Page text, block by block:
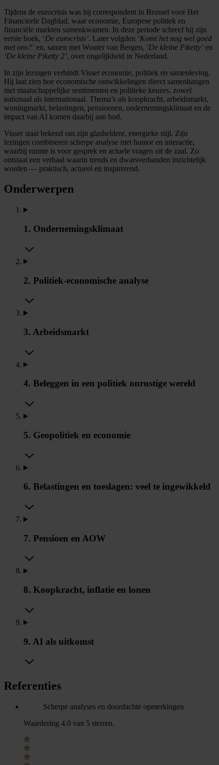
Tijdens de eurocrisis was hij correspondent in Brussel voor Het
Financieele Dagblad, waar economie, Europese politiek en
financiële markten samenkwamen. In deze periode schreef hij zijn
eerste boek, ‘De eurocrisis’. Later volgden ‘Komt het nog wel goed
met ons?’ en, samen met Wouter van Bergen, ‘De kleine Piketty’ en
‘De kleine Piketty 2’, over ongelijkheid in Nederland.
In zijn lezingen verbindt Visser economie, politiek en samenleving.
Hij laat zien hoe economische ontwikkelingen direct samenhangen
met maatschappelijke sentimenten en politieke keuzes, zowel
nationaal als internationaal. Thema’s als koopkracht, arbeidsmarkt,
woningmarkt, belastingen, pensioenen, ondernemingsklimaat en de
impact van AI komen daarbij aan bod.
Visser staat bekend om zijn glasheldere, energieke stijl. Zijn
lezingen combineren scherpe analyse met humor en interactie,
waarbij ruimte is voor gesprek en actuele vragen uit de zaal. Zo
ontstaat een verhaal waarin trends en dwarsverbanden inzichtelijk
worden — praktisch, actueel en inspirerend.
Onderwerpen
1. Ondernemingsklimaat
2. Politiek-economische analyse
3. Arbeidsmarkt
4. Beleggen in een politiek onrustige wereld
5. Geopolitiek en economie
6. Belastingen en toeslagen: veel te ingewikkeld
7. Pensioen en AOW
8. Koopkracht, inflatie en lonen
9. AI als uitkomst
Referenties
Scherpe analyses en doordachte opmerkingen
Waardering 4.0 van 5 sterren.